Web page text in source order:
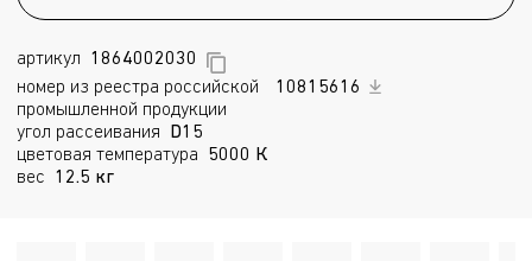
артикул
1864002030
номер из реестра российской
промышленной продукции
10815616
угол рассеивания
D15
цветовая температура
5000 К
вес
12.5 кг